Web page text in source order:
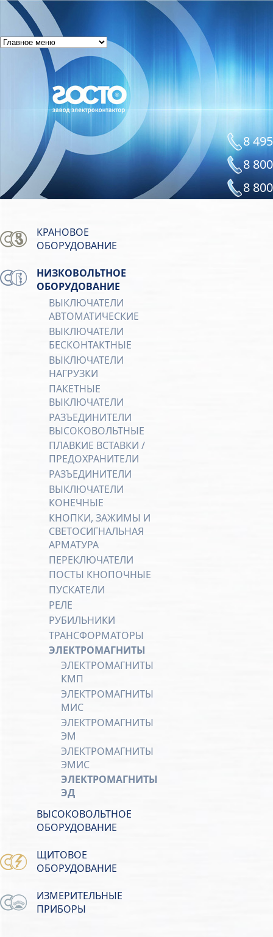
8
8
8
КРАНОВОЕ
ОБОРУДОВАНИЕ
НИЗКОВОЛЬТНОЕ
ОБОРУДОВАНИЕ
ВЫКЛЮЧАТЕЛИ
АВТОМАТИЧЕСКИЕ
ВЫКЛЮЧАТЕЛИ
БЕСКОНТАКТНЫЕ
ВЫКЛЮЧАТЕЛИ
НАГРУЗКИ
ПАКЕТНЫЕ
ВЫКЛЮЧАТЕЛИ
РАЗЪЕДИНИТЕЛИ
ВЫСОКОВОЛЬТНЫЕ
ПЛАВКИЕ ВСТАВКИ /
ПРЕДОХРАНИТЕЛИ
РАЗЪЕДИНИТЕЛИ
ВЫКЛЮЧАТЕЛИ
КОНЕЧНЫЕ
КНОПКИ, ЗАЖИМЫ И
СВЕТОСИГНАЛЬНАЯ
АРМАТУРА
ПЕРЕКЛЮЧАТЕЛИ
ПОСТЫ КНОПОЧНЫЕ
ПУСКАТЕЛИ
РЕЛЕ
РУБИЛЬНИКИ
ТРАНСФОРМАТОРЫ
ЭЛЕКТРОМАГНИТЫ
ЭЛЕКТРОМАГНИТЫ
КМП
ЭЛЕКТРОМАГНИТЫ
МИС
ЭЛЕКТРОМАГНИТЫ
ЭМ
ЭЛЕКТРОМАГНИТЫ
ЭМИС
ЭЛЕКТРОМАГНИТЫ
ЭД
ВЫСОКОВОЛЬТНОЕ
ОБОРУДОВАНИЕ
ЩИТОВОЕ
ОБОРУДОВАНИЕ
ИЗМЕРИТЕЛЬНЫЕ
ПРИБОРЫ